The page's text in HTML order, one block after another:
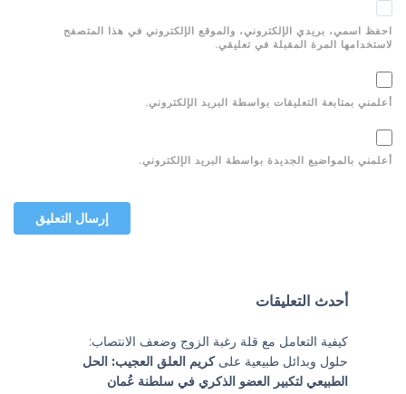
احفظ اسمي، بريدي الإلكتروني، والموقع الإلكتروني في هذا المتصفح
لاستخدامها المرة المقبلة في تعليقي.
أعلمني بمتابعة التعليقات بواسطة البريد الإلكتروني.
أعلمني بالمواضيع الجديدة بواسطة البريد الإلكتروني.
أحدث التعليقات
كيفية التعامل مع قلة رغبة الزوج وضعف الانتصاب:
حلول وبدائل طبيعية علىكريم العلق العجيب: الحل
الطبيعي لتكبير العضو الذكري في سلطنة عُمان